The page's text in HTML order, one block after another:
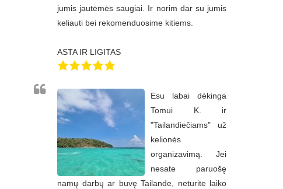
jumis jautėmės saugiai. Ir norim dar su jumis
keliauti bei rekomenduosime kitiems.
ASTA IR LIGITAS
Esu labai dėkinga
Tomui K. ir
"Tailandiečiams" už
kelionės
organizavimą. Jei
nesate paruošę
namų darbų ar buvę Tailande, neturite laiko